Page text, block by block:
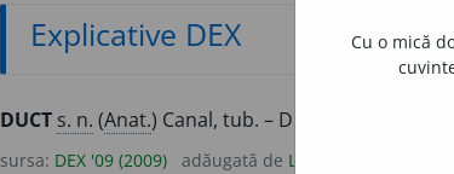
Explicative DEX
DUCT s. n. (Anat.) Canal, tub. – Din
sursa: DEX '09 (2009) adăugată de LauraGellner
Cu o mică